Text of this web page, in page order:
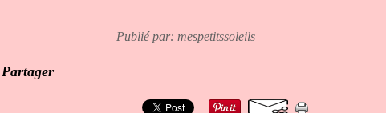
Publié par: mespetitssoleils
Partager